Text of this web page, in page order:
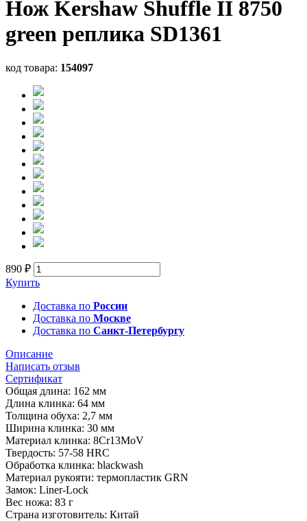
Нож Kershaw Shuffle II 8750
green реплика SD1361
код товара: 154097
890 ₽
Купить
Доставка по России
Доставка по Москве
Доставка по Санкт-Петербургу
Описание
Написать отзыв
Сертификат
Общая длина: 162 мм
Длина клинка: 64 мм
Толщина обуха: 2,7 мм
Ширина клинка: 30 мм
Материал клинка: 8Cr13MoV
Твердость: 57-58 HRC
Обработка клинка: blackwash
Материал рукояти: термопластик GRN
Замок: Liner-Lock
Вес ножа: 83 г
Страна изготовитель: Китай